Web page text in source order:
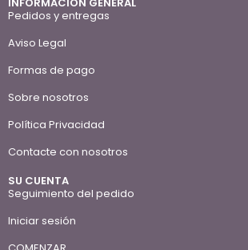
Pedidos y entregas
Aviso Legal
Formas de pago
Sobre nosotros
Política Privacidad
Contacte con nosotros
SU CUENTA
Seguimiento del pedido
Iniciar sesión